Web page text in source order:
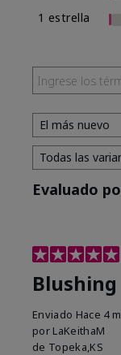
1 estrella
Evaluado
Blushing
Enviado Hace 4
por LaKeithaM
de Topeka,KS